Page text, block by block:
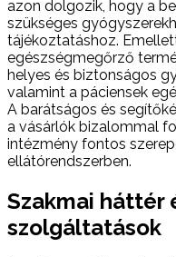
azon dolgozik, hogy a
szükséges
tájékoztatáshoz.
egészségmegőrző
helyes és biztonságos
valamint a páciensek
A barátságos és
a vásárlók bizalommal
intézmény fontos
ellátórendszerben.
Szakmai háttér
szolgáltatások